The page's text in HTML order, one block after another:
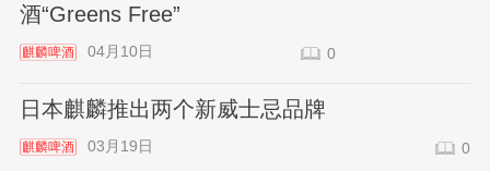
酒“Greens Free”
麒麟啤酒 04月10日 0
日本麒麟推出两个新威士忌品牌
麒麟啤酒 03月19日 0